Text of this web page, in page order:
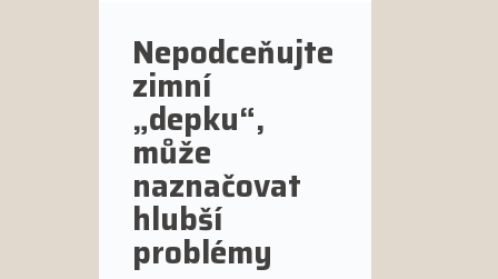
Nepodceňujte
zimní
„depku“,
může
naznačovat
hlubší
problémy